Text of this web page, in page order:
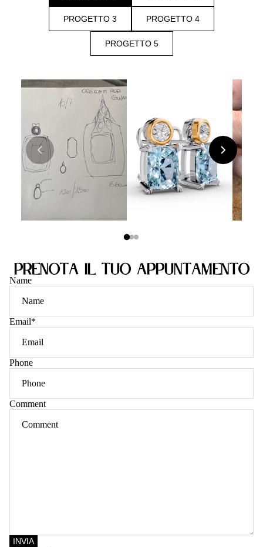
PROGETTO 3 PROGETTO 4
PROGETTO 5
prenota il tuo appuntamento
Name
Email*
Phone
Comment
INVIA